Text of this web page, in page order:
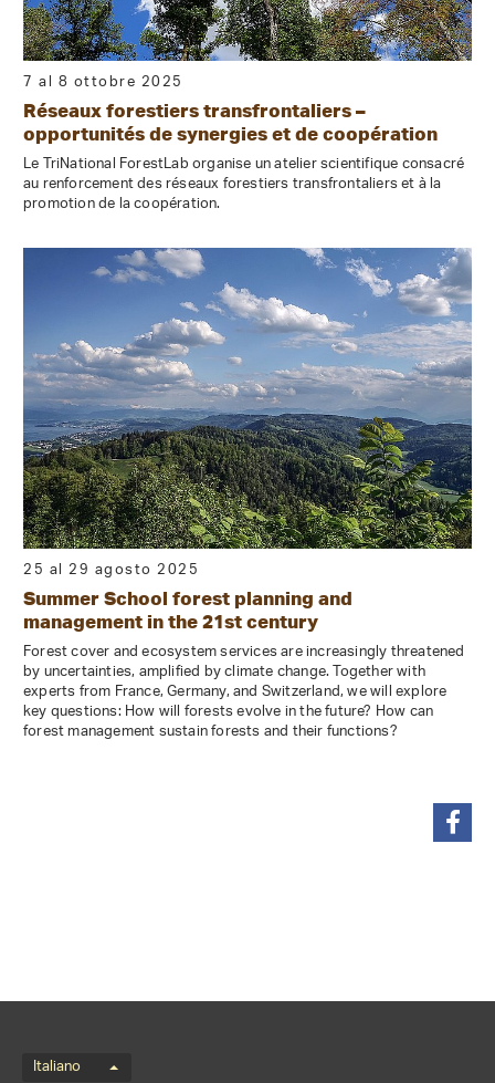
7 al 8 ottobre 2025
Réseaux forestiers transfrontaliers –
opportunités de synergies et de coopération
Le TriNational ForestLab organise un atelier scientifique consacré
au renforcement des réseaux forestiers transfrontaliers et à la
promotion de la coopération.
25 al 29 agosto 2025
Summer School forest planning and
management in the 21st century
Forest cover and ecosystem services are increasingly threatened
by uncertainties, amplified by climate change. Together with
experts from France, Germany, and Switzerland, we will explore
key questions: How will forests evolve in the future? How can
forest management sustain forests and their functions?
Italiano